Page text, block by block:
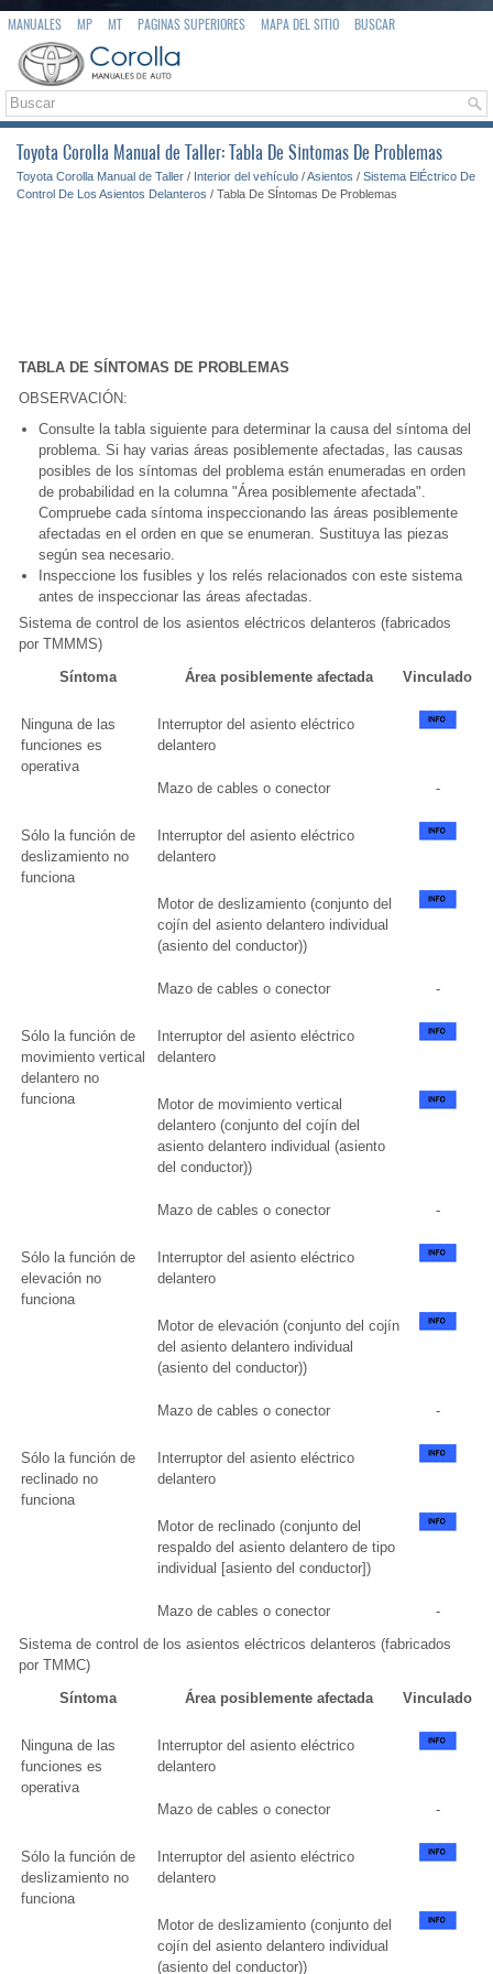
MANUALES MP MT PAGINAS SUPERIORES MAPA DEL SITIO BUSCAR
Toyota Corolla Manual de Taller: Tabla De SÍntomas De Problemas
Toyota Corolla Manual de Taller / Interior del vehículo /Asientos / Sistema ElÉctrico De
Control De Los Asientos Delanteros / Tabla De SÍntomas De Problemas
TABLA DE SÍNTOMAS DE PROBLEMAS
OBSERVACIÓN:
Consulte la tabla siguiente para determinar la causa del síntoma del
problema. Si hay varias áreas posiblemente afectadas, las causas
posibles de los síntomas del problema están enumeradas en orden
de probabilidad en la columna "Área posiblemente afectada".
Compruebe cada síntoma inspeccionando las áreas posiblemente
afectadas en el orden en que se enumeran. Sustituya las piezas
según sea necesario.
Inspeccione los fusibles y los relés relacionados con este sistema
antes de inspeccionar las áreas afectadas.
Sistema de control de los asientos eléctricos delanteros (fabricados
por TMMMS)
Síntoma
Área posiblemente afectada Vinculado
Ninguna de las
funciones es
operativa
Interruptor del asiento eléctrico
delantero
Mazo de cables o conector -
Sólo la función de
deslizamiento no
funciona
Interruptor del asiento eléctrico
delantero
Motor de deslizamiento (conjunto del
cojín del asiento delantero individual
(asiento del conductor))
Mazo de cables o conector -
Sólo la función de
movimiento vertical
delantero no
funciona
Interruptor del asiento eléctrico
delantero
Motor de movimiento vertical
delantero (conjunto del cojín del
asiento delantero individual (asiento
del conductor))
Mazo de cables o conector -
Sólo la función de
elevación no
funciona
Interruptor del asiento eléctrico
delantero
Motor de elevación (conjunto del cojín
del asiento delantero individual
(asiento del conductor))
Mazo de cables o conector -
Sólo la función de
reclinado no
funciona
Interruptor del asiento eléctrico
delantero
Motor de reclinado (conjunto del
respaldo del asiento delantero de tipo
individual [asiento del conductor])
Mazo de cables o conector
-
Sistema de control de los asientos eléctricos delanteros (fabricados
por TMMC)
Síntoma
Área posiblemente afectada Vinculado
Ninguna de las
funciones es
operativa
Interruptor del asiento eléctrico
delantero
Mazo de cables o conector -
Sólo la función de
deslizamiento no
funciona
Interruptor del asiento eléctrico
delantero
Motor de deslizamiento (conjunto del
cojín del asiento delantero individual
(asiento del conductor))